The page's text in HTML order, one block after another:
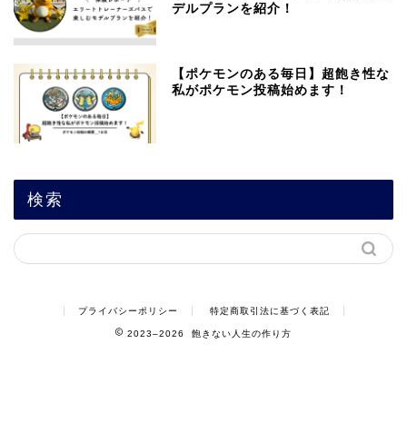
デルプランを紹介！
【ポケモンのある毎日】超飽き性な
私がポケモン投稿始めます！
検索
プライバシーポリシー 特定商取引法に基づく表記
2023–2026 飽きない人生の作り方